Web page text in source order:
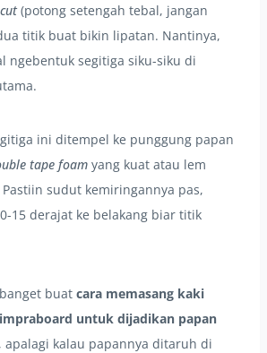
(potong setengah tebal, jangan
titik buat bikin lipatan. Nantinya,
ngebentuk segitiga siku-siku di
ini ditempel ke punggung papan
tape foam yang kuat atau lem
Pastiin sudut kemiringannya pas,
15 derajat ke belakang biar titik
buat cara memasang kaki
untuk dijadikan papan
, apalagi kalau papannya ditaruh di